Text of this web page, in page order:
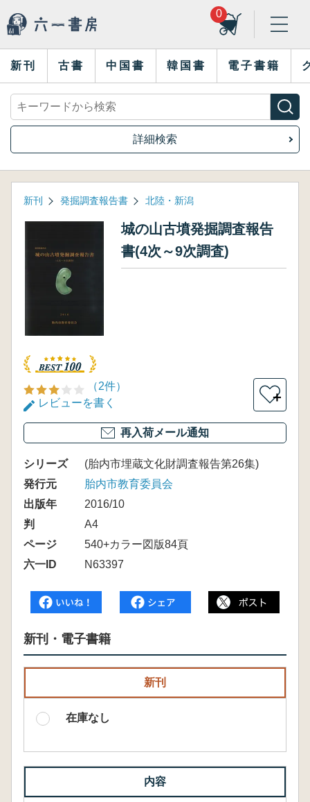
0
新刊 古書 中国書 韓国書 電子書籍
詳細検索
新刊 発掘調査報告書 北陸・新潟
城の山古墳発掘調査報告
書(4次～9次調査)
（2件）
レビューを書く
＋
再入荷メール通知
シリーズ
(胎内市埋蔵文化財調査報告第26集)
発行元
胎内市教育委員会
出版年
2016/10
判
A4
ページ
540+カラー図版84頁
六一ID
N63397
新刊・電子書籍
新刊
在庫なし
内容